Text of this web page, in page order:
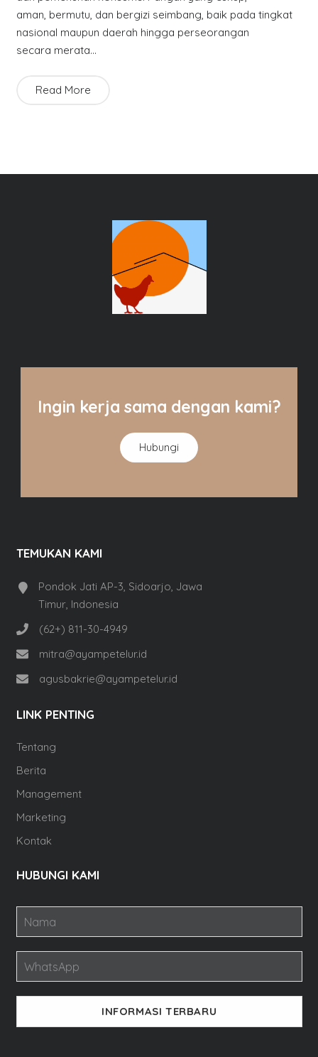
aman, bermutu, dan bergizi seimbang, baik pada tingkat
nasional maupun daerah hingga perseorangan
secara merata…
Read More
Ingin kerja sama dengan kami?
Hubungi
TEMUKAN KAMI
Pondok Jati AP-3, Sidoarjo, Jawa
Timur, Indonesia
(62+) 811-30-4949
mitra@ayampetelur.id
agusbakrie@ayampetelur.id
LINK PENTING
Tentang
Berita
Management
Marketing
Kontak
HUBUNGI KAMI
INFORMASI TERBARU